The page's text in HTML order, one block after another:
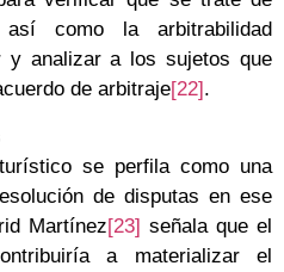
como la arbitrabilidad
y analizar a los sujetos que
de arbitraje[22] .
se perfila como una
de disputas en ese
Martínez[23] señala que el
a materializar el